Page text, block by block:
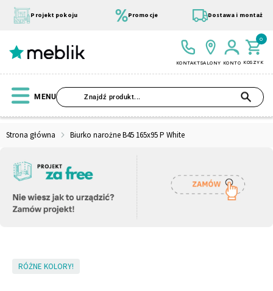
treści
Projekt pokoju Promocje Dostawa i montaż
KONTAKTSALONY KONTO KOSZYK
0
MENU
Strona główna Biurko narożne B45 165x95 P White
SkipRÓŻNE KOLORY!
Wszystkie Kolekcje Modułowe
Szafa Łóżko
Materace Pufy